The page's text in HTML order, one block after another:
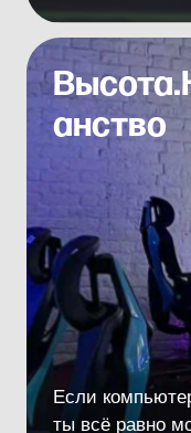
для юнармейских и
а в июне состоятся
на
Болей